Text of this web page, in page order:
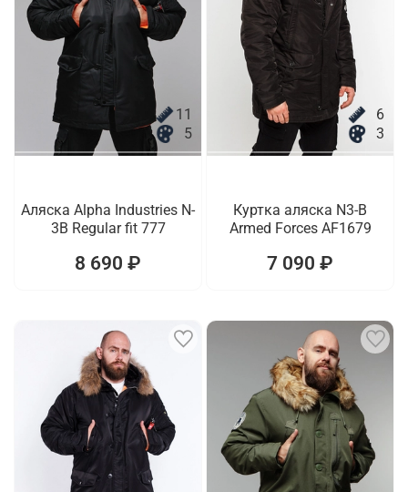
11
5
Аляска Alpha Industries N-
3B Regular fit 777
8 690 ₽
6
3
Куртка аляска N3-B
Armed Forces AF1679
7 090 ₽